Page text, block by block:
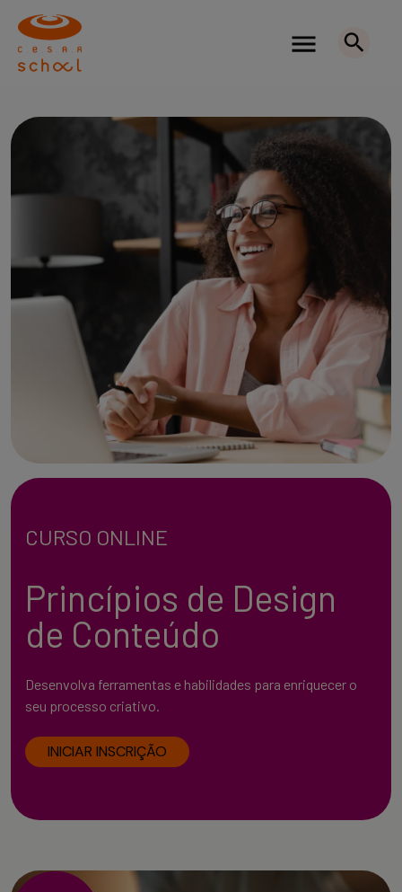
CURSO ONLINE
Princípios de Design
de Conteúdo
Desenvolva ferramentas e habilidades para enriquecer o
seu processo criativo.
INICIAR INSCRIÇÃO